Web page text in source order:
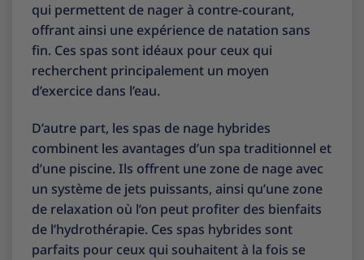
qui permettent de nager à contre-courant,
offrant ainsi une expérience de natation sans
fin. Ces spas sont idéaux pour ceux qui
recherchent principalement un moyen
d’exercice dans l’eau.
D’autre part, les spas de nage hybrides
combinent les avantages d’un spa traditionnel et
d’une piscine. Ils offrent une zone de nage avec
un système de jets puissants, ainsi qu’une zone
de relaxation où l’on peut profiter des bienfaits
de l’hydrothérapie. Ces spas hybrides sont
parfaits pour ceux qui souhaitent à la fois se